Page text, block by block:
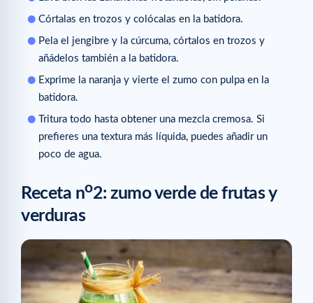
Córtalas en trozos y colócalas en la batidora.
Pela el jengibre y la cúrcuma, córtalos en trozos y
añádelos también a la batidora.
Exprime la naranja y vierte el zumo con pulpa en la
batidora.
Tritura todo hasta obtener una mezcla cremosa. Si
prefieres una textura más líquida, puedes añadir un
poco de agua.
Receta no2: zumo verde de frutas y
verduras